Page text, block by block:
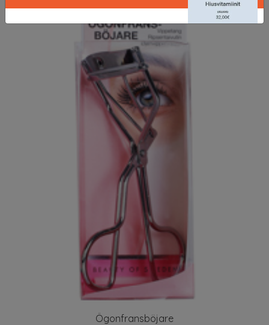
Ögonfransböjare